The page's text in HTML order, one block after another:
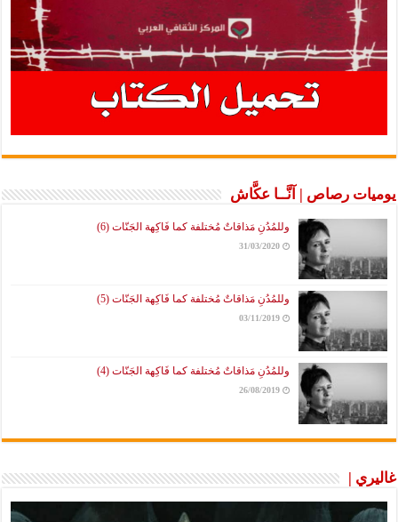
يوميات رصاص | آنَّــا عكَّاش
وللمُدُنِ مَذاقاتٌ مُختلفة كما فَاكِهة الجَنّات (6)
31/03/2020
وللمُدُنِ مَذاقاتٌ مُختلفة كما فَاكِهة الجَنّات (5)
03/11/2019
وللمُدُنِ مَذاقاتٌ مُختلفة كما فَاكِهة الجَنّات (4)
26/08/2019
غاليري |